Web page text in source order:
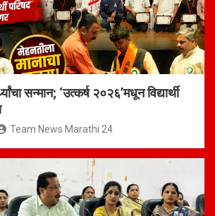
सन्मान; ‘उत्कर्ष २०२६’मधून विद्यार्थी
Team News Marathi 24